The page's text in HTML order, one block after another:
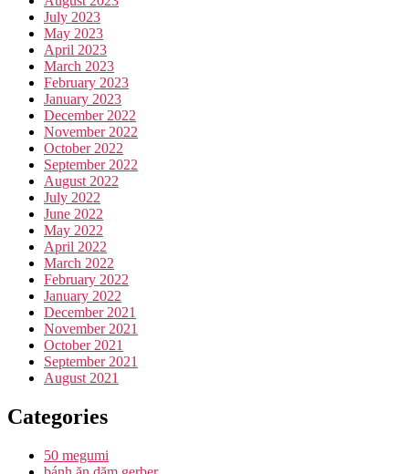
July 2023
May 2023
April 2023
March 2023
February 2023
January 2023
December 2022
November 2022
October 2022
September 2022
August 2022
July 2022
June 2022
May 2022
April 2022
March 2022
February 2022
January 2022
December 2021
November 2021
October 2021
September 2021
August 2021
Categories
50 megumi